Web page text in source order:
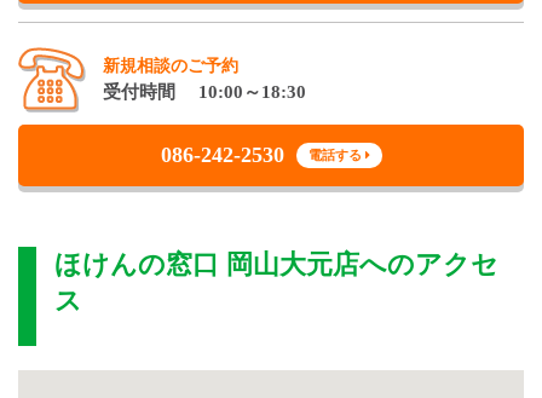
新規相談のご予約
受付時間 10:00～18:30
086-242-2530 電話する
ほけんの窓口 岡山大元店へのアクセ
ス